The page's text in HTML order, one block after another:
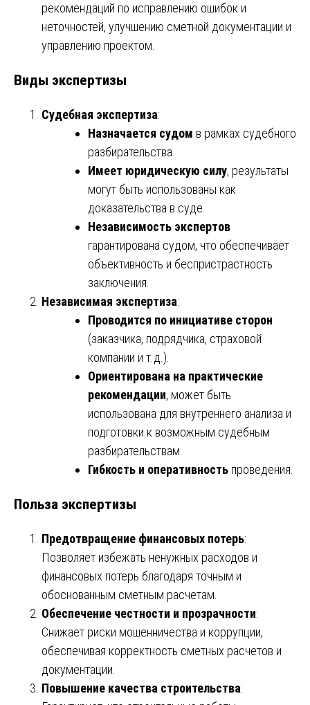
рекомендаций по исправлению ошибок и
неточностей, улучшению сметной документации и
управлению проектом.
Виды экспертизы
Судебная экспертиза:
Назначается судом в рамках судебного
разбирательства.
Имеет юридическую силу, результаты
могут быть использованы как
доказательства в суде.
Независимость экспертов
гарантирована судом, что обеспечивает
объективность и беспристрастность
заключения.
Независимая экспертиза:
Проводится по инициативе сторон
(заказчика, подрядчика, страховой
компании и т.д.).
Ориентирована на практические
рекомендации, может быть
использована для внутреннего анализа и
подготовки к возможным судебным
разбирательствам.
Гибкость и оперативность проведения.
Польза экспертизы
Предотвращение финансовых потерь:
Позволяет избежать ненужных расходов и
финансовых потерь благодаря точным и
обоснованным сметным расчетам.
Обеспечение честности и прозрачности:
Снижает риски мошенничества и коррупции,
обеспечивая корректность сметных расчетов и
документации.
Повышение качества строительства: